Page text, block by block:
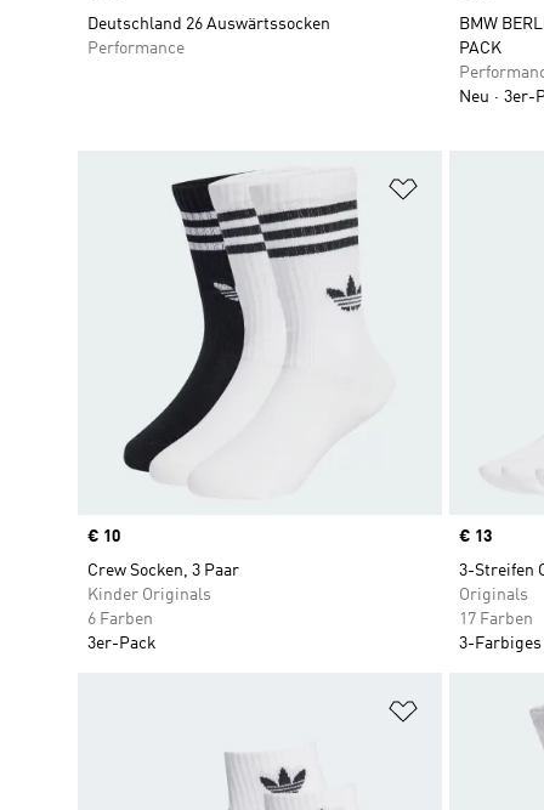
Deutschland 26 Auswärtssocken
Performance
BMW
PACK
Neu
3er-
Zur
Price
€ 10
Crew Socken, 3 Paar
Kinder Originals
6 Farben
3er-Pack
Price
€ 13
3-Streifen
Originals
17 Farben
3-Farbiges
Zur